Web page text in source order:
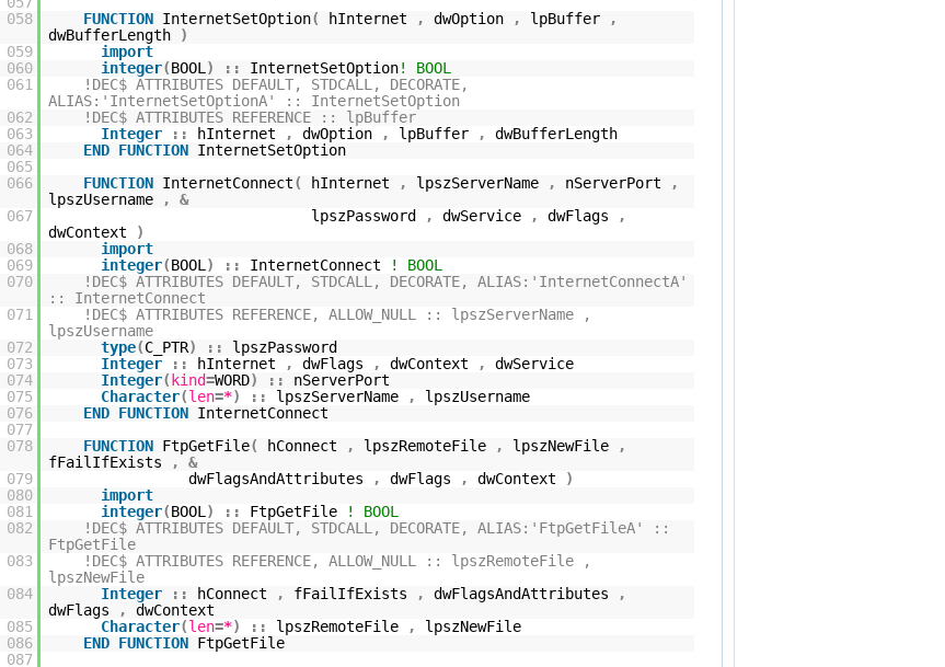
058
FUNCTION InternetSetOption( hInternet , dwOption , lpBuffer
,
dwBufferLength
)
059
import
060
integer(BOOL ) :: InternetSetOption! BOOL
061
!DEC$ ATTRIBUTES DEFAULT, STDCALL, DECORATE,
ALIAS:'InternetSetOptionA' :: InternetSetOption
062
!DEC$ ATTRIBUTES REFERENCE :: lpBuffer
063
Integer :: hInternet , dwOption , lpBuffer ,
dwBufferLength
064
END FUNCTION InternetSetOption
065
066
FUNCTION InternetConnect( hInternet , lpszServerName , nServerPort
,
lpszUsername
,
&
067
lpszPassword , dwService , dwFlags
,
dwContext
)
068
import
069
integer(BOOL ) :: InternetConnect
! BOOL
070
!DEC$ ATTRIBUTES DEFAULT, STDCALL, DECORATE, ALIAS:'InternetConnectA'
:: InternetConnect
071
!DEC$ ATTRIBUTES REFERENCE, ALLOW_NULL :: lpszServerName ,
lpszUsername
072
type(C_PTR) ::
lpszPassword
073
Integer :: hInternet , dwFlags , dwContext ,
dwService
074
Integer( kind=WORD) ::
nServerPort
075
Character(len=*) :: lpszServerName ,
lpszUsername
076
END FUNCTION InternetConnect
077
078
FUNCTION FtpGetFile( hConnect , lpszRemoteFile , lpszNewFile
,
fFailIfExists
,
&
079
dwFlagsAndAttributes , dwFlags , dwContext
)
080
import
081
integer(BOOL ) :: FtpGetFile
! BOOL
082
!DEC$ ATTRIBUTES DEFAULT, STDCALL, DECORATE, ALIAS:'FtpGetFileA' ::
FtpGetFile
083
!DEC$ ATTRIBUTES REFERENCE, ALLOW_NULL :: lpszRemoteFile ,
lpszNewFile
084
Integer :: hConnect , fFailIfExists , dwFlagsAndAttributes
,
dwFlags
,
dwContext
085
Character(len=*) :: lpszRemoteFile ,
lpszNewFile
086
END FUNCTION FtpGetFile
087